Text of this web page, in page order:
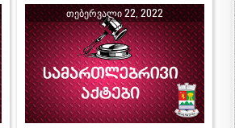
ᲗᲔᲑᲔᲠᲕᲐᲚᲘ 22, 2022